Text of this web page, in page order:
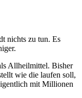
nichts zu tun. Es
Allheilmittel. Bisher
wie die laufen soll,
mit Millionen